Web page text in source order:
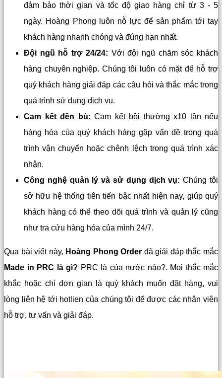
đảm bảo thời gian và tốc độ giao hàng chỉ từ 3 - 5
ngày. Hoàng Phong luôn nỗ lực để sản phẩm tới tay
khách hàng nhanh chóng và đúng hạn nhất.
Đội ngũ hỗ trợ 24/24: Với đội ngũ chăm sóc khách
hàng chuyên nghiệp. Chúng tôi luôn có mặt để hỗ trợ
quý khách hàng giải đáp các câu hỏi và thắc mắc trong
quá trình sử dụng dịch vụ.
Cam kết đền bù: Cam kết bồi thường x10 lần nếu
hàng hóa của quý khách hàng gặp vấn đề trong quá
trình vận chuyển hoặc chênh lệch trong quá trình xác
nhận.
Công nghệ quản lý và sử dụng dịch vụ: Chúng tôi
sở hữu hệ thống tiên tiến bậc nhất hiện nay, giúp quý
khách hàng có thể theo dõi quá trình và quản lý cũng
như tra cứu hàng hóa của mình 24/7.
Qua bài viết này, Hoàng Phong Order đã giải đáp thắc mắc
Made in PRC là gì? PRC là của nước nào?. Mọi thắc mắc
khắc hoặc chỉ đơn gian là quý khách muốn đặt hàng, vui
lòng liên hệ tới hotlien của chúng tôi để được các nhân viên
hỗ trợ, tư vấn và giải đáp.